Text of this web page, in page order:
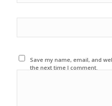
Save my name, email, and
the next time I comment.